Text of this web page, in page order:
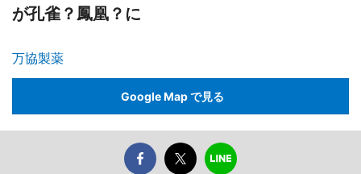
が孔雀？鳳凰？に
万協製薬
Google Map で見る